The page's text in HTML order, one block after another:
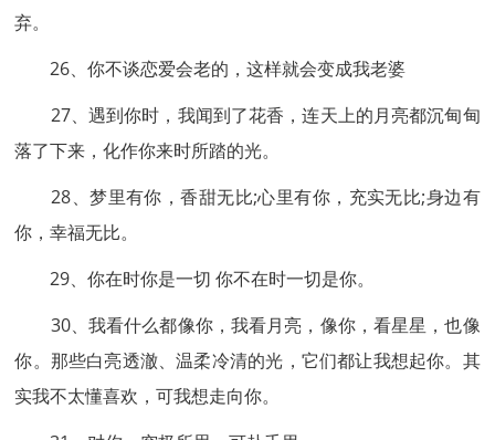
弃。
26、你不谈恋爱会老的，这样就会变成我老婆
27、遇到你时，我闻到了花香，连天上的月亮都沉甸甸
落了下来，化作你来时所踏的光。
28、梦里有你，香甜无比;心里有你，充实无比;身边有
你，幸福无比。
29、你在时你是一切 你不在时一切是你。
30、我看什么都像你，我看月亮，像你，看星星，也像
你。那些白亮透澈、温柔冷清的光，它们都让我想起你。其
实我不太懂喜欢，可我想走向你。